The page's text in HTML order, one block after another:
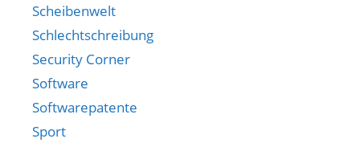
Scheibenwelt
Schlechtschreibung
Security Corner
Software
Softwarepatente
Sport